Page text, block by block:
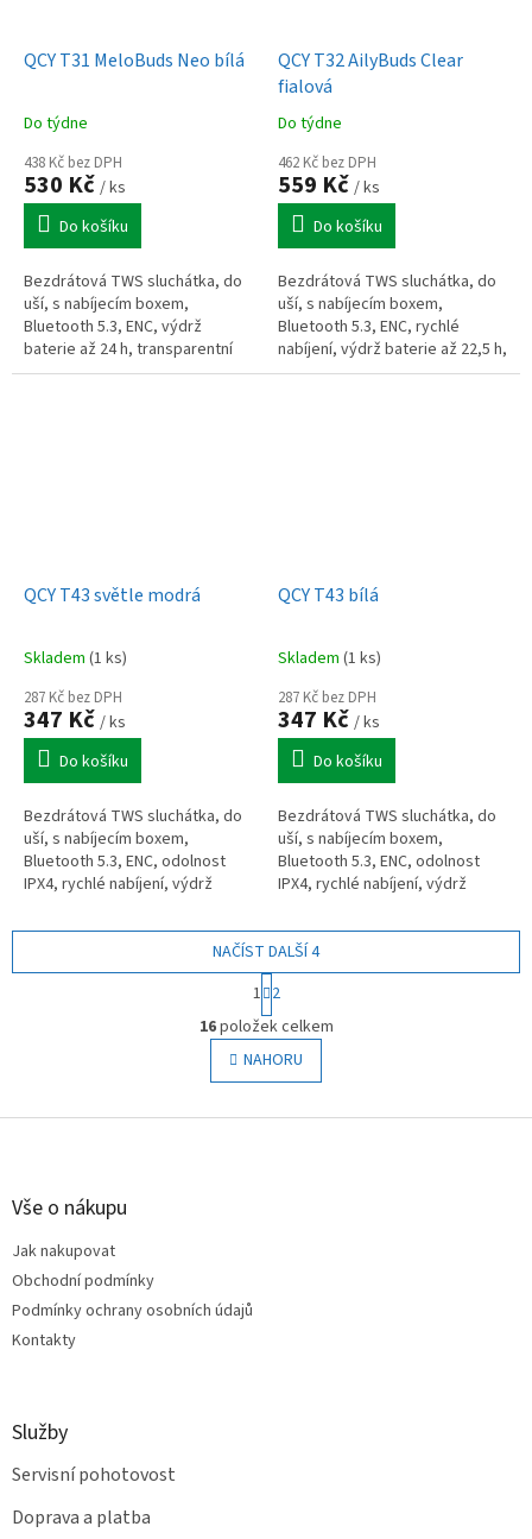
QCY T31 MeloBuds Neo bílá
Do týdne
438 Kč bez DPH
530 Kč / ks
Do košíku
Bezdrátová TWS sluchátka, do
uší, s nabíjecím boxem,
Bluetooth 5.3, ENC, výdrž
baterie až 24 h, transparentní
bílá
QCY T32 AilyBuds Clear
fialová
Do týdne
462 Kč bez DPH
559 Kč / ks
Do košíku
Bezdrátová TWS sluchátka, do
uší, s nabíjecím boxem,
Bluetooth 5.3, ENC, rychlé
nabíjení, výdrž baterie až 22,5 h,
fialová
QCY T43 světle modrá
Skladem (1 ks)
287 Kč bez DPH
347 Kč / ks
Do košíku
Bezdrátová TWS sluchátka, do
uší, s nabíjecím boxem,
Bluetooth 5.3, ENC, odolnost
IPX4, rychlé nabíjení, výdrž
QCY T43 bílá
Skladem (1 ks)
287 Kč bez DPH
347 Kč / ks
Do košíku
Bezdrátová TWS sluchátka, do
uší, s nabíjecím boxem,
Bluetooth 5.3, ENC, odolnost
IPX4, rychlé nabíjení, výdrž
O
v
l
á
a
NAČÍST DALŠÍ 4
S
t
r
á
n
k
v
1 2
16položek celkem
NAHORU
Z
Vše o nákupu
Jak nakupovat
Obchodní podmínky
Podmínky ochrany osobních údajů
Kontakty
Služby
Servisní pohotovost
Doprava a platba